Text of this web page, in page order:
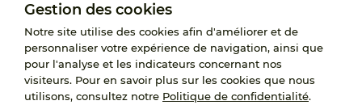
Gestion des cookies
Notre site utilise des cookies afin d'améliorer et de
personnaliser votre expérience de navigation, ainsi que
pour l'analyse et les indicateurs concernant nos
visiteurs. Pour en savoir plus sur les cookies que nous
utilisons, consultez notre Politique de confidentialité.
Le Groupement d’Intérêt Public France Enfance Protégée, créé le 5
janvier 2023, a pour objet d’assurer les missions de service public du
119, d’accompagnement des adoptants et de traitement des
demandes d’accès aux origines personnelles. France Enfance
Protégée est également un observatoire et une ressource pour
l’ensemble des professionnels, ainsi qu’un appui à l’élaboration de la